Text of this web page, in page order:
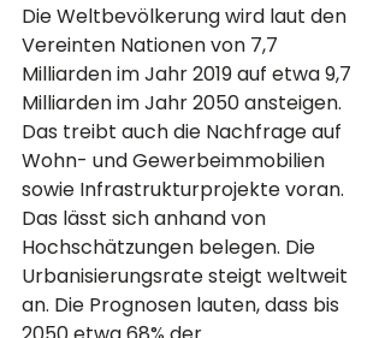
Die Weltbevölkerung wird laut den
Vereinten Nationen von 7,7
Milliarden im Jahr 2019 auf etwa 9,7
Milliarden im Jahr 2050 ansteigen.
Das treibt auch die Nachfrage auf
Wohn- und Gewerbeimmobilien
sowie Infrastrukturprojekte voran.
Das lässt sich anhand von
Hochschätzungen belegen. Die
Urbanisierungsrate steigt weltweit
an. Die Prognosen lauten, dass bis